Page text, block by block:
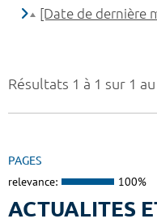
Résultats 1 à 1 sur 1
PAGES
relevance: 100%
ACTUALITES
[Date de dernière